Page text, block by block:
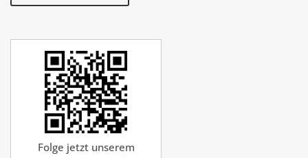
Folge jetzt unserem